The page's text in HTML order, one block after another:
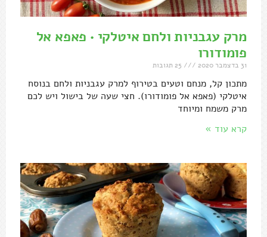
מרק עגבניות ולחם איטלקי • פאפא אל
פומודורו
31 בדצמבר 2020
מתכון קל, מנחם וטעים בטירוף למרק עגבניות ולחם בנוסח
איטלקי (פאפא אל פומודורו). חצי שעה של בישול ויש לכם
מרק משמח ומיוחד
קרא עוד »